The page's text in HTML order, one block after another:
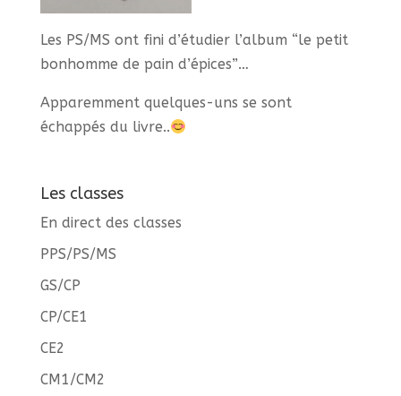
Les PS/MS ont fini d’étudier l’album “le petit
bonhomme de pain d’épices”…
Apparemment quelques-uns se sont
échappés du livre..
Les classes
En direct des classes
PPS/PS/MS
GS/CP
CP/CE1
CE2
CM1/CM2